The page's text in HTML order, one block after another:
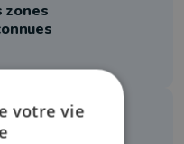
zones
votre vie